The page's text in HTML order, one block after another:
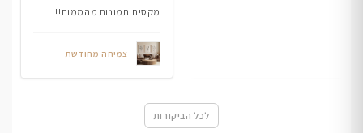
מקסים.תמונות מהממות!!
צמיחה מחודשת
לכל הביקורות